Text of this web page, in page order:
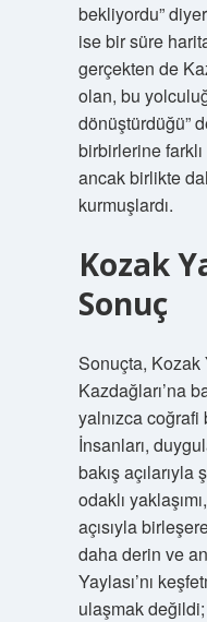
bekliyordu”
ise bir süre
gerçekten de
olan, bu
dönüştürdüğü”
birbirlerine
ancak birlikte
kurmuşlardı.
Kozak
Sonuç
Sonuçta, Kozak
Kazdağları’na
yalnızca coğrafi
İnsanları,
bakış
odaklı
açısıyla
daha derin ve
Yaylası’nı
ulaşmak